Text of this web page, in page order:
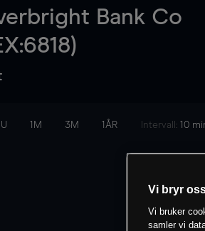
Bank Co
1M 3M 1ÅR Intervall: 10
Vi bryr
Vi bruker
samler vi